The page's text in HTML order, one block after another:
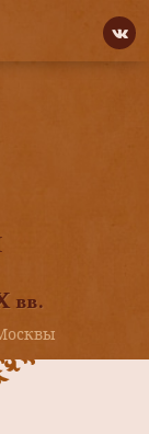
вв.